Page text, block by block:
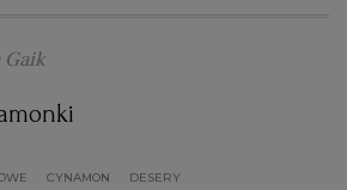
Gaik
CYNAMON DESERY